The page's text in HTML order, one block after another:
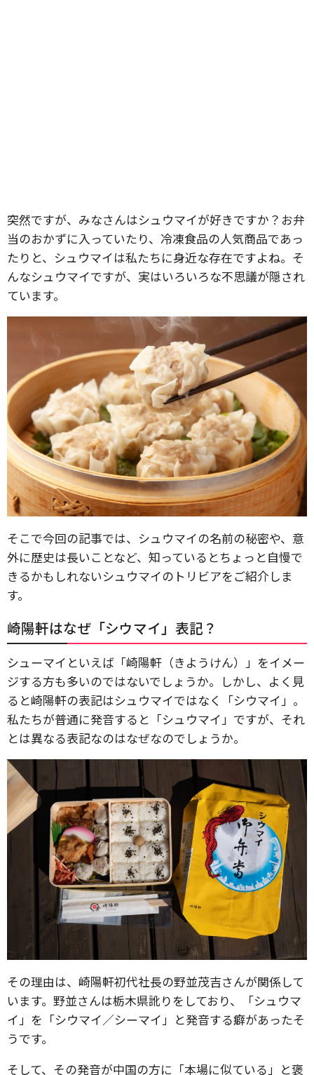
突然ですが、みなさんはシュウマイが好きですか？お弁
当のおかずに入っていたり、冷凍食品の人気商品であっ
たりと、シュウマイは私たちに身近な存在ですよね。そ
んなシュウマイですが、実はいろいろな不思議が隠され
ています。
そこで今回の記事では、シュウマイの名前の秘密や、意
外に歴史は長いことなど、知っているとちょっと自慢で
きるかもしれないシュウマイのトリビアをご紹介しま
す。
崎陽軒はなぜ「シウマイ」表記？
シューマイといえば「崎陽軒（きようけん）」をイメー
ジする方も多いのではないでしょうか。しかし、よく見
ると崎陽軒の表記はシュウマイではなく「シウマイ」。
私たちが普通に発音すると「シュウマイ」ですが、それ
とは異なる表記なのはなぜなのでしょうか。
その理由は、崎陽軒初代社長の野並茂吉さんが関係して
います。野並さんは栃木県訛りをしており、「シュウマ
イ」を「シウマイ／シーマイ」と発音する癖があったそ
うです。
そして、その発音が中国の方に「本場に似ている」と褒